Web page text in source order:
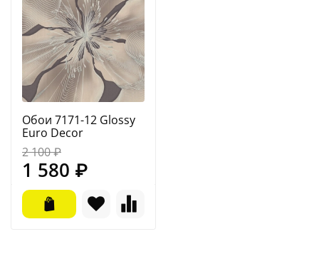
Обои 7171-12 Glossy
Euro Decor
2 100 ₽
1 580 ₽